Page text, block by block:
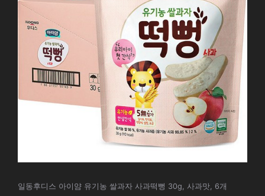
일동후디스 아이얌 유기농 쌀과자 사과떡뻥 30g, 사과맛, 6개